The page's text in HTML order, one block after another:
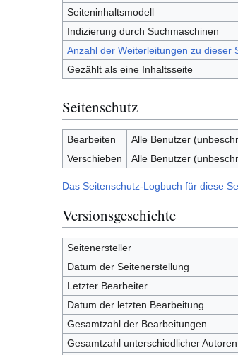
Seiteninhaltsmodell
Indizierung durch Suchmaschinen
Anzahl der Weiterleitungen zu dieser
Gezählt als eine Inhaltsseite
Seitenschutz
Bearbeiten
Alle Benutzer
Verschieben
Alle Benutzer
Das Seitenschutz-Logbuch für diese
Versionsgeschichte
Seitenersteller
Datum der Seitenerstellung
Letzter Bearbeiter
Datum der letzten Bearbeitung
Gesamtzahl der Bearbeitungen
Gesamtzahl unterschiedlicher Autoren